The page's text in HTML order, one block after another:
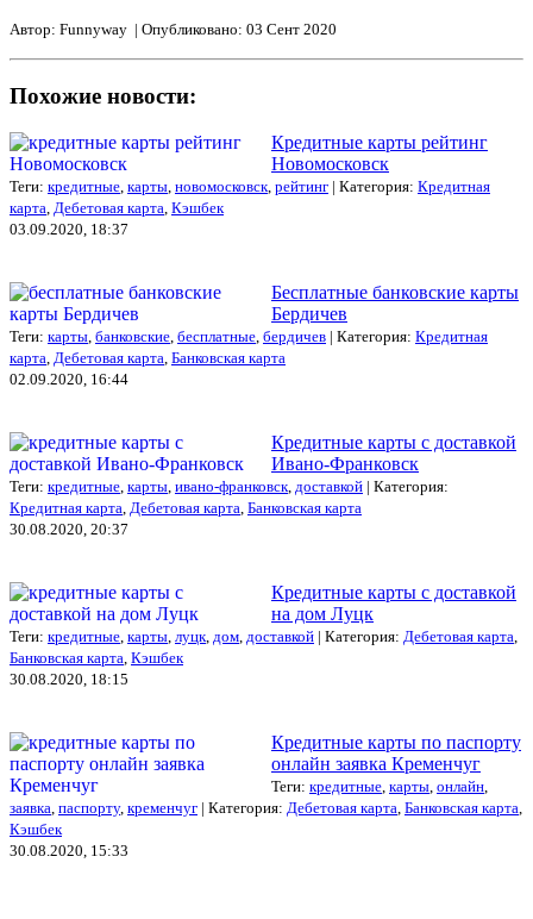
Автор: Funnyway | Опубликовано: 03 Сент 2020
Похожие новости:
Кредитные карты рейтинг
Новомосковск
Теги: кредитные карты новомосковск рейтинг | Категория: Кредитная
карта Дебетовая карта Кэшбек
03.09.2020, 18:37
Бесплатные банковские карты
Бердичев
Теги: карты банковские бесплатные бердичев | Категория: Кредитная
карта Дебетовая карта Банковская карта
02.09.2020, 16:44
Кредитные карты с доставкой
Ивано-Франковск
Теги: кредитные карты ивано-франковск доставкой | Категория:
Кредитная карта Дебетовая карта Банковская карта
30.08.2020, 20:37
Кредитные карты с доставкой
на дом Луцк
Теги: кредитные карты луцк дом доставкой | Категория: Дебетовая карта
Банковская карта Кэшбек
30.08.2020, 18:15
Кредитные карты по паспорту
онлайн заявка Кременчуг
Теги: кредитные карты онлайн
заявка паспорту, кременчуг | Категория: Дебетовая карта Банковская карта
Кэшбек
30.08.2020, 15:33